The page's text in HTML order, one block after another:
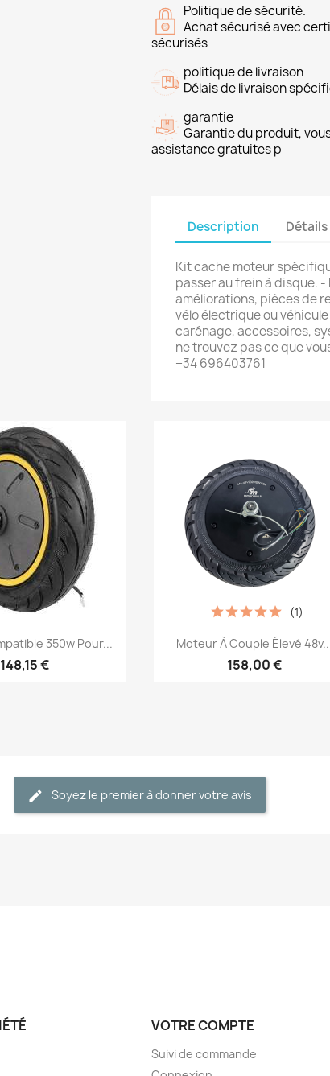
Politique de sécurité.
Achat sécurisé avec
sécurisés
politique de livraison
Délais de livraison
garantie
Garantie du produit,
assistance gratuites p
Description
Kit cache moteur
passer au frein à disque.
améliorations, pièces de
vélo électrique ou
carénage, accessoires,
ne trouvez pas ce que
+34 696403761
rapide
350w Pour...
148,15 €
 Aperçu rapide
Moteur À Couple Élevé 48v...
158,00 €
(1)
Soyez le premier à donner votre avis
VOTRE COMPTE
Suivi de commande